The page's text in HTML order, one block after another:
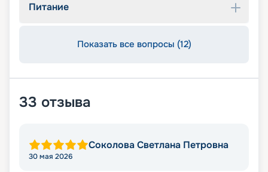
Питание
Показать все вопросы (12)
33 отзыва
Соколова Светлана Петровна
30 мая 2026